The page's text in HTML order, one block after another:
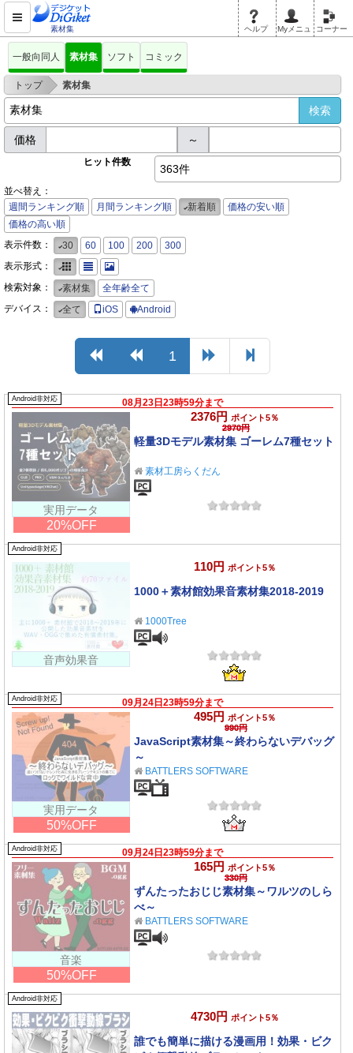
素材集 ヘルプ Myメニュ コーナー
一般向同人 素材集 ソフト コミック
トップ > 素材集
価格 ～
ヒット件数
363件
並べ替え：
週間ランキング順
月間ランキング順 新着順
価格の安い順
価格の高い順
表示件数：
30 60 100 200
300
表示形式：
検索対象：
素材集
全年齢全て
デバイス：
全て iOS Android
1
08月23日23時59分まで
Android非対応
実用データ
20%OFF
2376円 ポイント5％
2970円
軽量3Dモデル素材集 ゴーレム7種セット
素材工房らくだん
Android非対応
音声効果音
110円 ポイント5％
1000＋素材館効果音素材集2018-2019
1000Tree
09月24日23時59分まで
Android非対応
実用データ
50%OFF
495円 ポイント5％
990円
JavaScript素材集～終わらないデバッグ
～
BATTLERS SOFTWARE
09月24日23時59分まで
Android非対応
音楽
50%OFF
165円 ポイント5％
330円
ずんたったおじじ素材集～ワルツのしら
べ～
BATTLERS SOFTWARE
Android非対応
4730円 ポイント5％
誰でも簡単に描ける漫画用！効果・ビク